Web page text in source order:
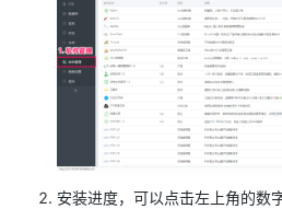
安装进度，可以点击左上角的数